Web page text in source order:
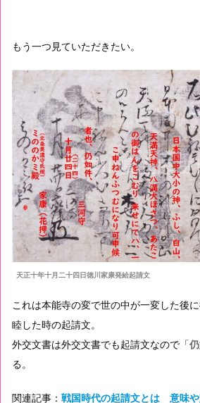
もう一つ見ていただきたい。
天正十年十月二十四日徳川家康発給起請文
これは本能寺の変で世の中が一変した後
睦した時の起請文。
外交文書は外交文書でも起請文なので「
る。
関連記事： 戦国時代の起請文とは 意味